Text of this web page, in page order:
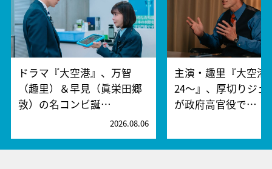
ドラマ『大空港』、万智
（趣里）＆早見（眞栄田郷
敦）の名コンビ誕…
2026.08.06
主演・趣里『大空港
24～』、厚切りジェ
が政府高官役で…